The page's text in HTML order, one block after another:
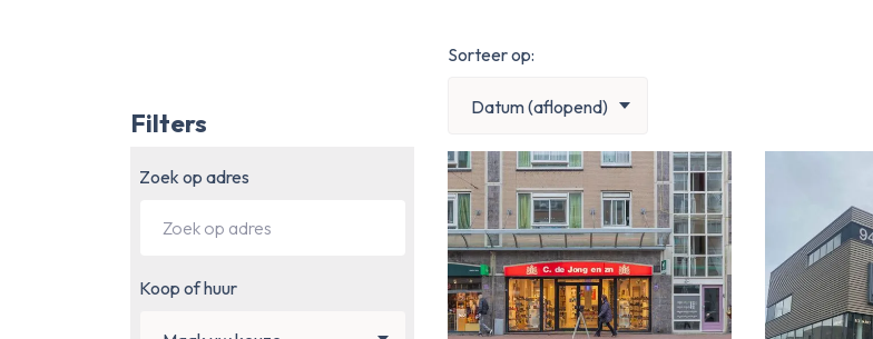
Filters
Zoek op adres
Koop of huur
Sorteer op:
Datum (aflopend)